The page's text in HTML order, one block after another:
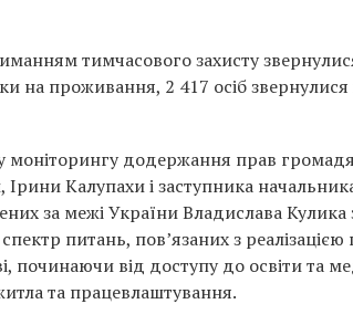
тимчасового захисту
на проживання, 2 417 осіб звернулися
моніторингу додержання прав
Калупахи і заступника
за межі України Владислава
питань, пов’язаних з реалізацією
починаючи від доступу до освіти та
та працевлаштування.